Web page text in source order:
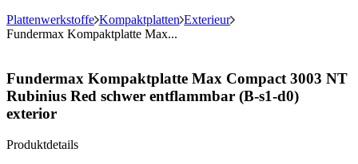
Plattenwerkstoffe Kompaktplatten Exterieur
Fundermax Kompaktplatte Max...
Fundermax Kompaktplatte Max Compact 3003 NT
Rubinius Red schwer entflammbar (B-s1-d0)
exterior
Produktdetails